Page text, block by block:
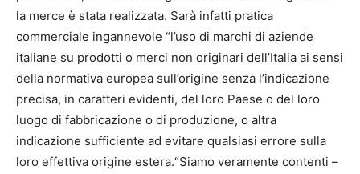
la merce è stata realizzata. Sarà infatti pratica
commerciale ingannevole “l’uso di marchi di aziende
italiane su prodotti o merci non originari dell’Italia ai sensi
della normativa europea sull’origine senza l’indicazione
precisa, in caratteri evidenti, del loro Paese o del loro
luogo di fabbricazione o di produzione, o altra
indicazione sufficiente ad evitare qualsiasi errore sulla
loro effettiva origine estera.“Siamo veramente contenti –